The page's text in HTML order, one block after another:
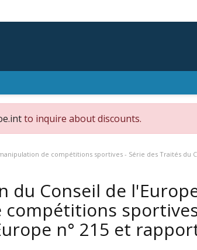
to inquire about discounts.
de compétitions sportives - Série des Traités du
du Conseil de
n° 215 et